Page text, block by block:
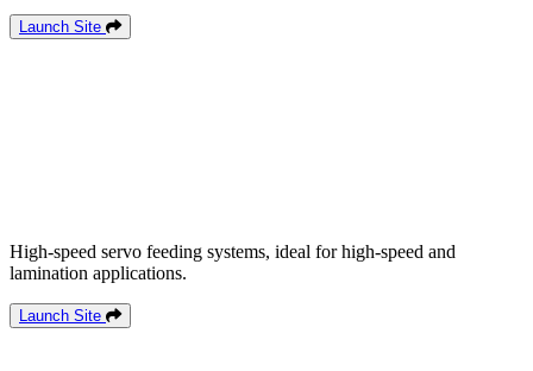
Launch Site
High-speed servo feeding systems, ideal for high-speed and
lamination applications.
Launch Site